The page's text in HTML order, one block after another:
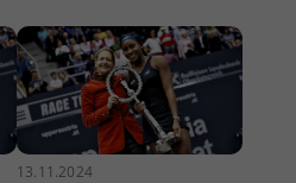
13.11.2024